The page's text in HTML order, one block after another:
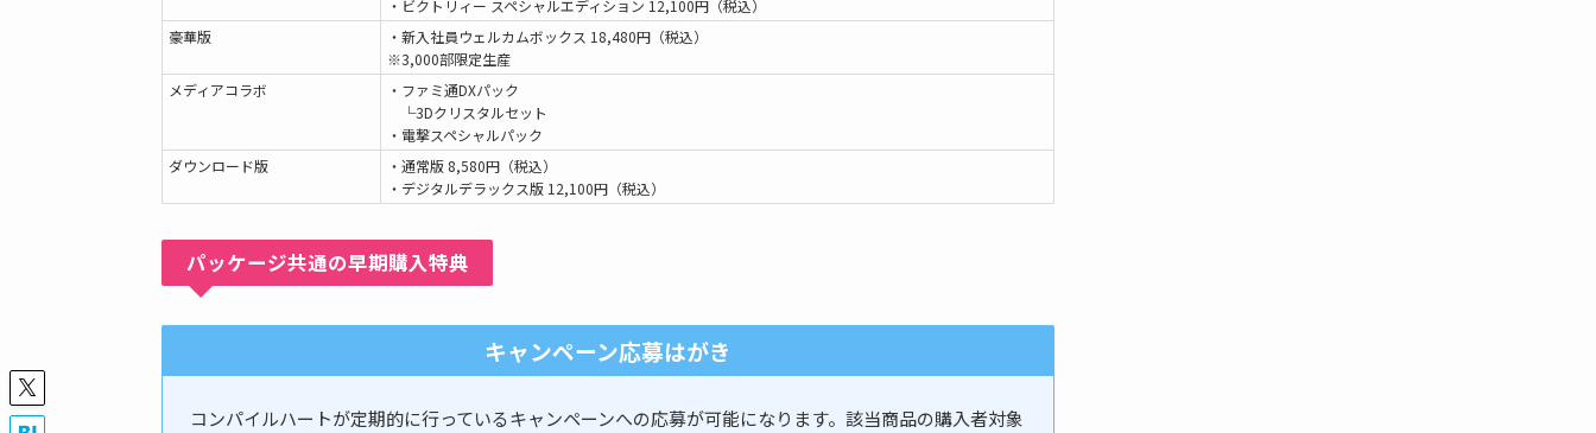
・ビクトリィー スペシャルエディション 12,100円（税込）
豪華版
・新入社員ウェルカムボックス 18,480円（税込）
※3,000部限定生産
メディアコラボ
・ファミ通DXパック
└3Dクリスタルセット
・電撃スペシャルパック
ダウンロード版
・通常版 8,580円（税込）
・デジタルデラックス版 12,100円（税込）
パッケージ共通の早期購入特典
キャンペーン応募はがき
コンパイルハートが定期的に行っているキャンペーンへの応募が可能になります。該当商品の購入者対象